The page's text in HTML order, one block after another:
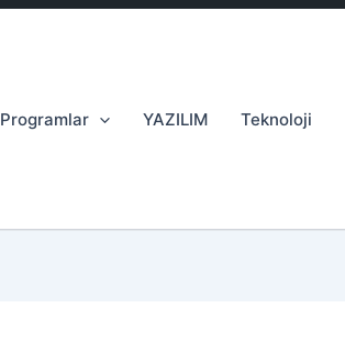
Programlar YAZILIM Teknoloji